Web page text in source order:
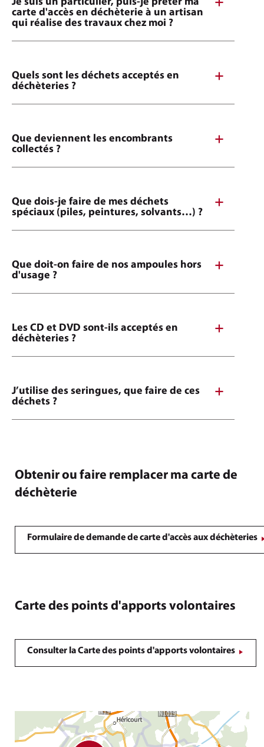
carte d'accès en déchèterie à un artisan
qui réalise des travaux chez moi ?
Quels sont les déchets acceptés en
déchèteries ?
Que deviennent les encombrants
collectés ?
Que dois-je faire de mes déchets
spéciaux (piles, peintures, solvants…) ?
Que doit-on faire de nos ampoules hors
d'usage ?
Les CD et DVD sont-ils acceptés en
déchèteries ?
J’utilise des seringues, que faire de ces
déchets ?
Obtenir ou faire remplacer ma carte de
déchèterie
Formulaire de demande de carte d'accès aux déchèteries
Carte des points d'apports volontaires
Consulter la Carte des points d'apports volontaires